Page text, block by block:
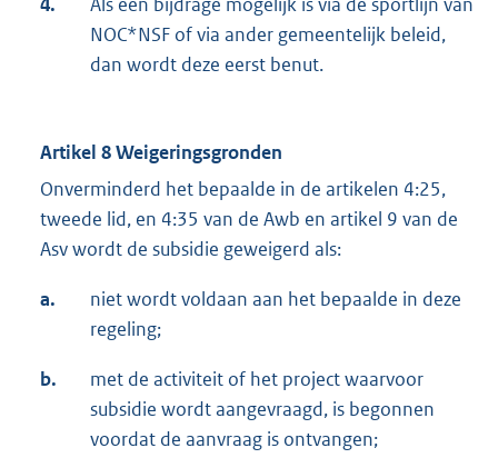
NOC*NSF of via ander gemeentelijk beleid,
dan wordt deze eerst benut.
Artikel 8 Weigeringsgronden
Onverminderd het bepaalde in de artikelen 4:25,
tweede lid, en 4:35 van de Awb en artikel 9 van de
Asv wordt de subsidie geweigerd als:
a.
niet wordt voldaan aan het bepaalde in deze
regeling;
b.
met de activiteit of het project waarvoor
subsidie wordt aangevraagd, is begonnen
voordat de aanvraag is ontvangen;